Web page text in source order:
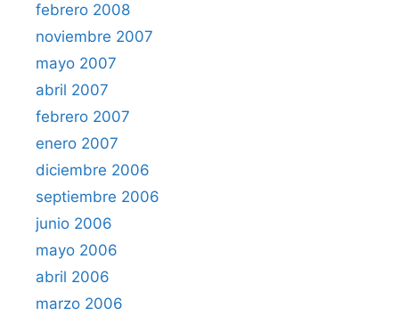
febrero 2008
noviembre 2007
mayo 2007
abril 2007
febrero 2007
enero 2007
diciembre 2006
septiembre 2006
junio 2006
mayo 2006
abril 2006
marzo 2006